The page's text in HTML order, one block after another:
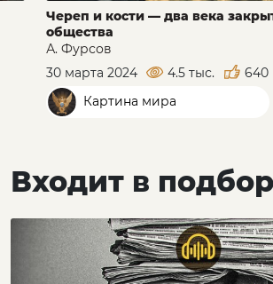
Череп и кости — два века
общества
А. Фурсов
30 марта 2024
4.5 тыс.
640
Картина мира
Входит в